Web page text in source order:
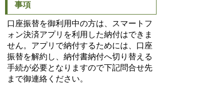
事項
口座振替を御利用中の方は、スマートフ
ォン決済アプリを利用した納付はできま
せん。アプリで納付するためには、口座
振替を解約し、納付書納付へ切り替える
手続が必要となりますので下記問合せ先
まで御連絡ください。